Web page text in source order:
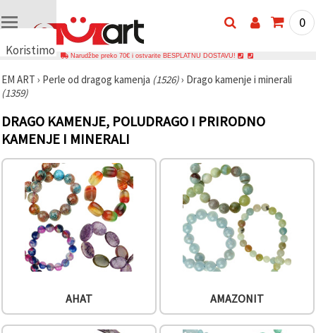
Koristimo
🍪
Koristimo
slične
tehnologije
kako bismo
funkcioniranje
stranice,
poboljšali
korisničko
iskustvo i,
uz vašu
privolu,
0
Narudžbe preko 70€ i ostvarite BESPLATNU DOSTAVU!
EM ART › Perle od dragog kamenja (1526)› Drago kamenje i minerali
(1359)
DRAGO KAMENJE, POLUDRAGO I PRIRODNO
KAMENJE I MINERALI
AHAT AMAZONIT